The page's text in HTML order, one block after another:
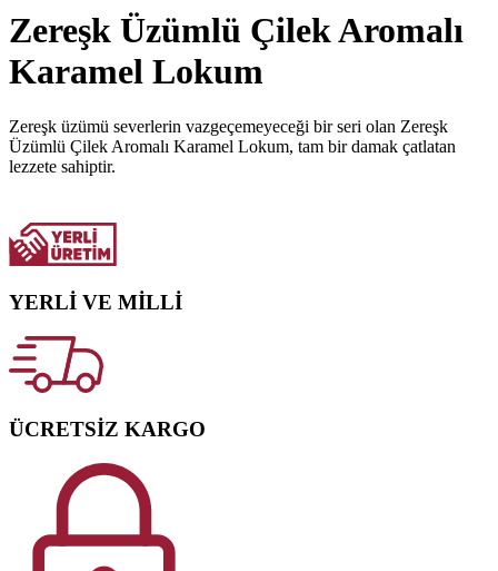
Zereşk Üzümlü Çilek Aromalı
Karamel Lokum
Zereşk üzümü severlerin vazgeçemeyeceği bir seri olan Zereşk
Üzümlü Çilek Aromalı Karamel Lokum, tam bir damak çatlatan
lezzete sahiptir.
YERLİ VE MİLLİ
ÜCRETSİZ KARGO